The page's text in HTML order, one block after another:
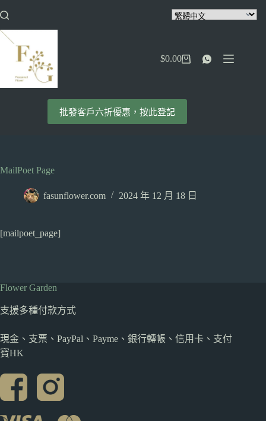
至
主
$0.00
批發客戶六折優惠，按此登記
MailPoet Page
fasunflower.com 2024 年 12 月 18 日
[mailpoet_page]
Flower Garden
支援多種付款方式
現金、支票、PayPal、Payme、銀行轉帳、信用卡、支付
寶HK